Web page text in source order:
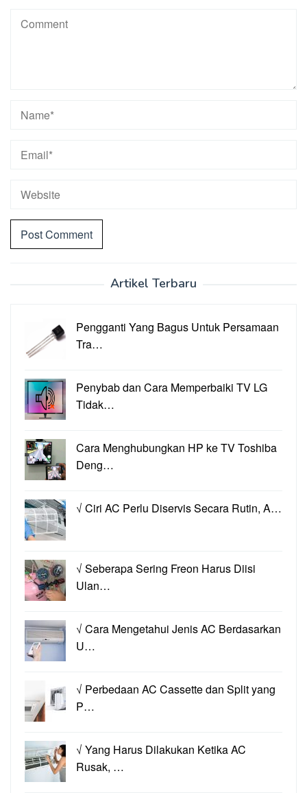
Artikel Terbaru
Pengganti Yang Bagus Untuk Persamaan
Tra…
Penybab dan Cara Memperbaiki TV LG
Tidak…
Cara Menghubungkan HP ke TV Toshiba
Deng…
√ Ciri AC Perlu Diservis Secara Rutin, A…
√ Seberapa Sering Freon Harus Diisi
Ulan…
√ Cara Mengetahui Jenis AC Berdasarkan
U…
√ Perbedaan AC Cassette dan Split yang
P…
√ Yang Harus Dilakukan Ketika AC
Rusak, …